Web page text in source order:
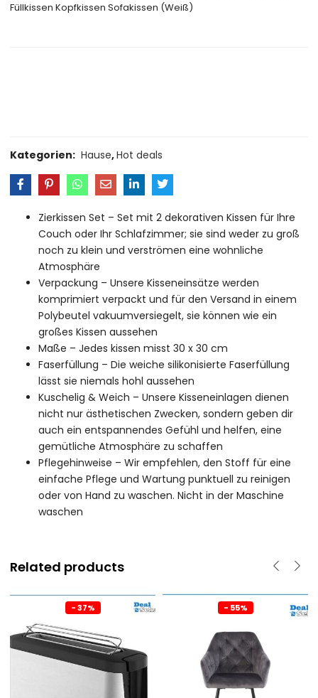
Füllkissen Kopfkissen Sofakissen (Weiß)
Kategorien: Hause,Hot deals
Zierkissen Set – Set mit 2 dekorativen Kissen für Ihre
Couch oder Ihr Schlafzimmer; sie sind weder zu groß
noch zu klein und verströmen eine wohnliche
Atmosphäre
Verpackung – Unsere Kisseneinsätze werden
komprimiert verpackt und für den Versand in einem
Polybeutel vakuumversiegelt, sie können wie ein
großes Kissen aussehen
Maße – Jedes kissen misst 30 x 30 cm
Faserfüllung – Die weiche silikonisierte Faserfüllung
lässt sie niemals hohl aussehen
Kuschelig & Weich – Unsere Kisseneinlagen dienen
nicht nur ästhetischen Zwecken, sondern geben dir
auch ein entspannendes Gefühl und helfen, eine
gemütliche Atmosphäre zu schaffen
Pflegehinweise – Wir empfehlen, den Stoff für eine
einfache Pflege und Wartung punktuell zu reinigen
oder von Hand zu waschen. Nicht in der Maschine
waschen
Related products
- 37% - 55%